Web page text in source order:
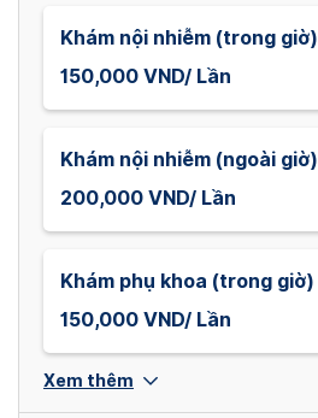
Khám nội nhiễm (trong giờ)
150,000 VND/ Lần
Khám nội nhiễm (ngoài giờ)
200,000 VND/ Lần
Khám phụ khoa (trong giờ)
150,000 VND/ Lần
Xem thêm